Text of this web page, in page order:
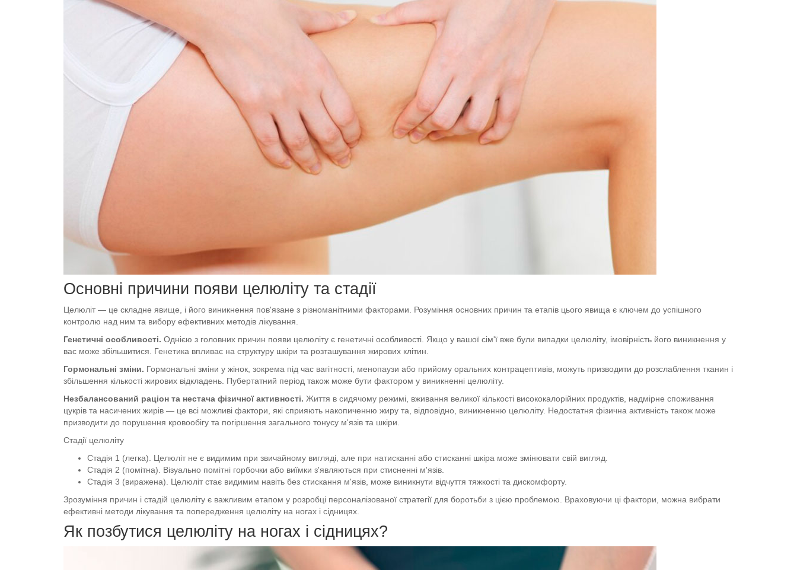
Основні причини появи целюліту та стадії
Целюліт — це складне явище, і його виникнення пов'язане з різноманітними факторами. Розуміння основних причин та етапів цього явища є ключем до успішного
контролю над ним та вибору ефективних методів лікування.
Генетичні особливості. Однією з головних причин появи целюліту є генетичні особливості. Якщо у вашої сім'ї вже були випадки целюліту, імовірність його виникнення у
вас може збільшитися. Генетика впливає на структуру шкіри та розташування жирових клітин.
Гормональні зміни. Гормональні зміни у жінок, зокрема під час вагітності, менопаузи або прийому оральних контрацептивів, можуть призводити до розслаблення тканин і
збільшення кількості жирових відкладень. Пубертатний період також може бути фактором у виникненні целюліту.
Незбалансований раціон та нестача фізичної активності. Життя в сидячому режимі, вживання великої кількості висококалорійних продуктів, надмірне споживання
цукрів та насичених жирів — це всі можливі фактори, які сприяють накопиченню жиру та, відповідно, виникненню целюліту. Недостатня фізична активність також може
призводити до порушення кровообігу та погіршення загального тонусу м'язів та шкіри.
Стадії целюліту
Стадія 1 (легка). Целюліт не є видимим при звичайному вигляді, але при натисканні або стисканні шкіра може змінювати свій вигляд.
Стадія 2 (помітна). Візуально помітні горбочки або виїмки з'являються при стисненні м'язів.
Стадія 3 (виражена). Целюліт стає видимим навіть без стискання м'язів, може виникнути відчуття тяжкості та дискомфорту.
Зрозуміння причин і стадій целюліту є важливим етапом у розробці персоналізованої стратегії для боротьби з цією проблемою. Враховуючи ці фактори, можна вибрати
ефективні методи лікування та попередження целюліту на ногах і сідницях.
Як позбутися целюліту на ногах і сідницях?